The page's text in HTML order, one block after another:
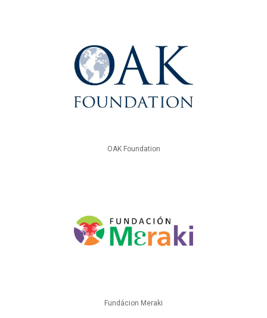
OAK Foundation
Fundácion Meraki